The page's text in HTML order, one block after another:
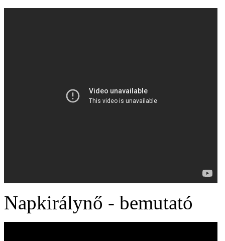
Napkirálynő - bemutató